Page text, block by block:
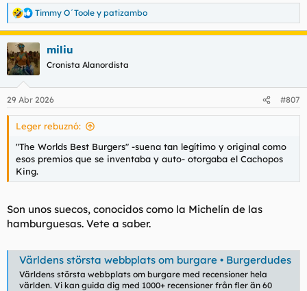
R
e
a
c
c
i
e
s
Timmy O´Toole y patizambo
miliu
Cronista Alanordista
29 Abr 2026 #807
Leger rebuznó:
"The Worlds Best Burgers" -suena tan legítimo y original como
esos premios que se inventaba y auto- otorgaba el Cachopos
King.
Son unos suecos, conocidos como la Michelín de las
hamburguesas. Vete a saber.
Världens största webbplats om burgare • Burgerdudes
Världens största webbplats om burgare med recensioner hela
världen. Vi kan guida dig med 1000+ recensioner från fler än 60